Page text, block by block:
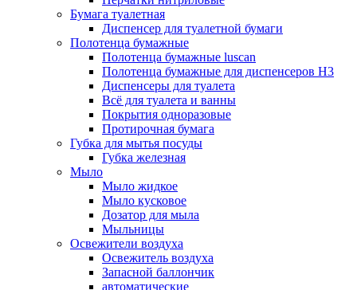
Бумага туалетная
Диспенсер для туалетной бумаги
Полотенца бумажные
Полотенца бумажные luscan
Полотенца бумажные для диспенсеров H3
Диспенсеры для туалета
Всё для туалета и ванны
Покрытия одноразовые
Протирочная бумага
Губка для мытья посуды
Губка железная
Мыло
Мыло жидкое
Мыло кусковое
Дозатор для мыла
Мыльницы
Освежители воздуха
Освежитель воздуха
Запасной баллончик
автоматические